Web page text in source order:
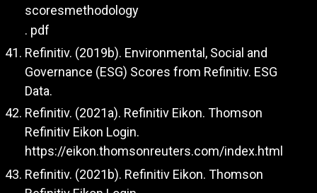
scoresmethodology
. pdf
Refinitiv. (2019b). Environmental, Social and
Governance (ESG) Scores from Refinitiv. ESG
Data.
Refinitiv. (2021a). Refinitiv Eikon. Thomson
Refinitiv Eikon Login.
https://eikon.thomsonreuters.com/index.html
Refinitiv. (2021b). Refinitiv Eikon. Thomson